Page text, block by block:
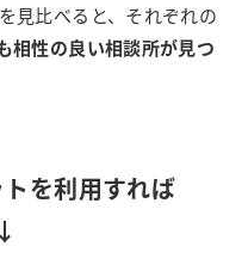
見比べると、それぞれの
相性の良い相談所が見つ
を利用すれば